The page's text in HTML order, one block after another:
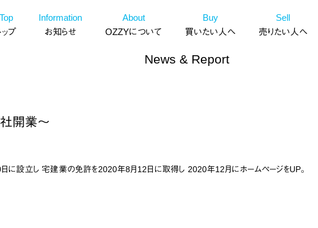
コ
Top
ップ
Information
お知らせ
About
OZZYについて
Buy
買いたい人へ
Sell
売りたい人へ
News & Report
開業～
設立し 宅建業の免許を2020年8月12日に取得し 2020年12月にホームページをUP。